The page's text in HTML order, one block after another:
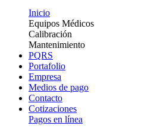
Inicio
Equipos Médicos
Calibración
Mantenimiento
PQRS
Portafolio
Empresa
Medios de pago
Contacto
Cotizaciones
Pagos en línea